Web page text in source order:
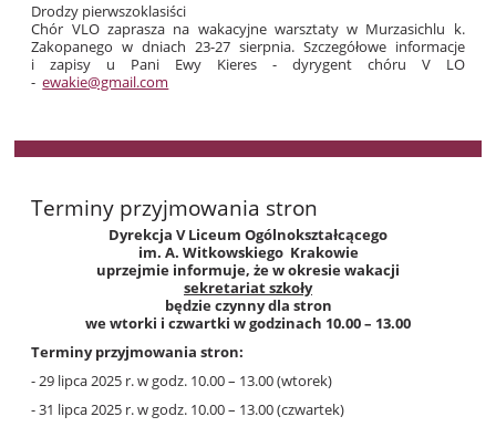
Drodzy pierwszoklasiści
Chór VLO zaprasza na wakacyjne warsztaty w Murzasichlu k.
Zakopanego w dniach 23-27 sierpnia. Szczegółowe informacje
i zapisy u Pani Ewy Kieres - dyrygent chóru V LO
-ewakie@gmail.com
Terminy przyjmowania stron
Dyrekcja V Liceum Ogólnokształcącego
im. A. Witkowskiego Krakowie
uprzejmie informuje, że w okresie wakacji
sekretariat szkoły
będzie czynny dla stron
we wtorki i czwartki w godzinach 10.00 – 13.00
Terminy przyjmowania stron:
- 29 lipca 2025 r. w godz. 10.00 – 13.00 (wtorek)
- 31 lipca 2025 r. w godz. 10.00 – 13.00 (czwartek)